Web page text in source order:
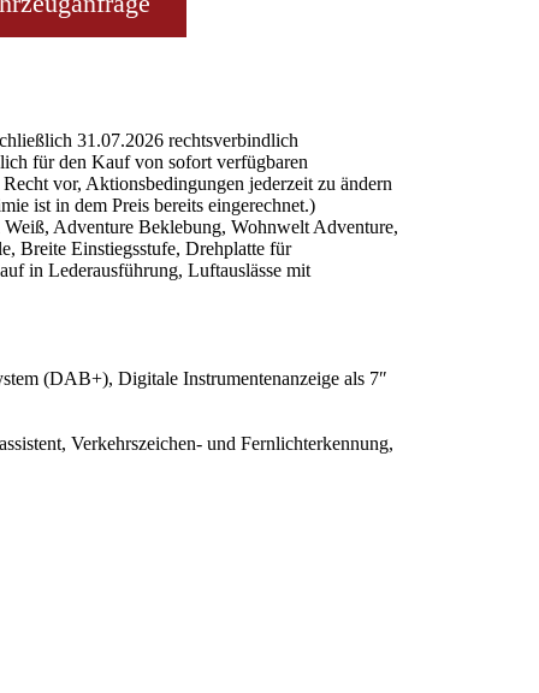
31.07.2026 rechtsverbindlich
für den Kauf von sofort verfügbaren
vor, Aktionsbedingungen jederzeit zu ändern
ist in dem Preis bereits eingerechnet.)
Adventure Beklebung, Wohnwelt Adventure,
Breite Einstiegsstufe, Drehplatte für
in Lederausführung, Luftauslässe mit
(DAB+), Digitale Instrumentenanzeige als 7″
Verkehrszeichen- und Fernlichterkennung,